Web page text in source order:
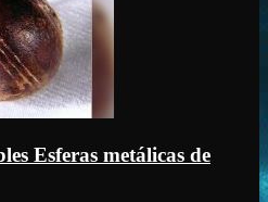
Esferas metálicas de